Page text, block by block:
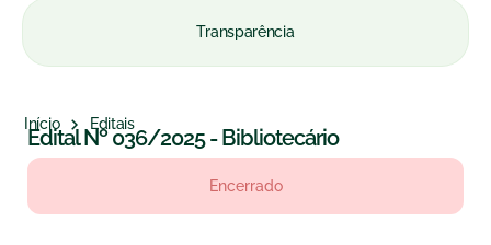
Transparência
Início Editais
Edital Nº 036/2025 - Bibliotecário
Encerrado